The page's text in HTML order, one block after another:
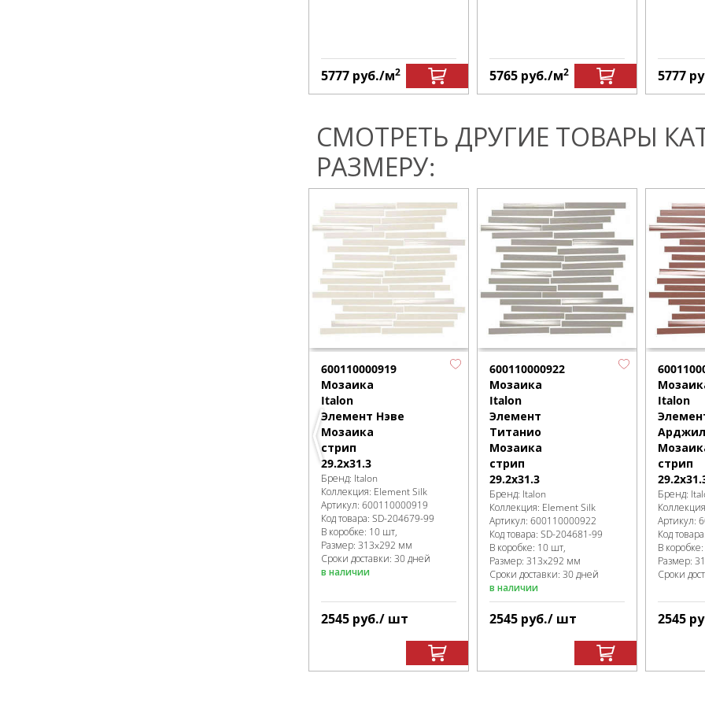
5777 руб./м2 5765 руб./м2 5777
СМОТРЕТЬ ДРУГИЕ ТОВАРЫ
РАЗМЕРУ:
600110000919
Мозаика
Italon
Элемент Нэве
Мозаика
стрип
29.2x31.3
Бренд: Italon
Коллекция: Element Silk
Артикул: 600110000919
Код товара: SD-204679-99
В коробке: 10 шт,
Размер: 313x292 мм
Сроки доставки: 30 дней
в наличии
2545 руб./ шт
600110000922
Мозаика
Italon
Элемент
Титанио
Мозаика
стрип
29.2x31.3
Бренд: Italon
Коллекция: Element Silk
Артикул: 600110000922
Код товара: SD-204681-99
В коробке: 10 шт,
Размер: 313x292 мм
Сроки доставки: 30 дней
в наличии
2545 руб./ шт
Italon
стрип
Бренд:
Артикул:
Код товара:
В коробке:
Размер:
Сроки
2545